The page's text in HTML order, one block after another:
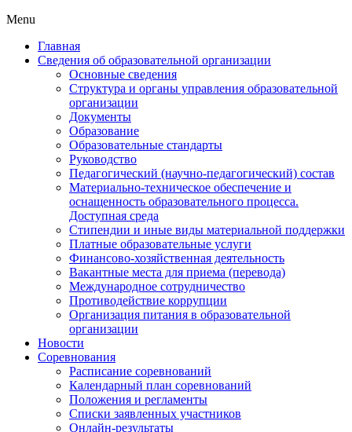
Menu
Главная
Сведения об образовательной организации
Основные сведения
Структура и органы управления образовательной
организации
Документы
Образование
Образовательные стандарты
Руководство
Педагогический (научно-педагогический) состав
Материально-техническое обеспечение и
оснащенность образовательного процесса.
Доступная среда
Стипендии и иные виды материальной поддержки
Платные образовательные услуги
Финансово-хозяйственная деятельность
Вакантные места для приема (перевода)
Международное сотрудничество
Противодействие коррупции
Организация питания в образовательной
организации
Новости
Соревнования
Расписание соревнований
Календарный план соревнований
Положения и регламенты
Списки заявленных участников
Онлайн-результаты